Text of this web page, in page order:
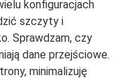
konfiguracjach
szczyty i
Sprawdzam, czy
dane przejściowe.
minimalizuję